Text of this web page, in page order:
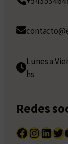
Lunes a
hs
Redes
Facebook InstagramLinkedIn Twitter